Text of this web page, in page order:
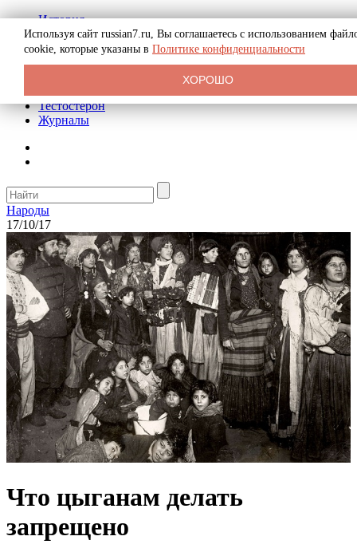
История
Биография
Криминал
Реклама на сайте
Тестостерон
Журналы
Народы
17/10/17
Что цыганам делать
запрещено
Используя сайт russian7.ru, Вы соглашаетесь с использованием
cookie, которые указаны в Политике конфиденциальности
ХОРОШО